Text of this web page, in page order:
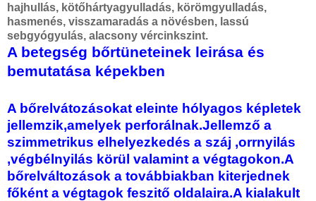
hajhullás, kötőhártyagyulladás, körömgyulladás,
hasmenés, visszamaradás a növésben, lassú
sebgyógyulás, alacsony vércinkszint.
A betegség bőrtüneteinek leirása és
bemutatása képekben
A bőrelvátozásokat eleinte hólyagos képletek
jellemzik,amelyek perforálnak.Jellemző a
szimmetrikus elhelyezkedés a száj ,orrnyilás
,végbélnyilás körül valamint a végtagokon.A
bőrelváltozások a továbbiakban kiterjednek
főként a végtagok feszitő oldalaira.A kialakult